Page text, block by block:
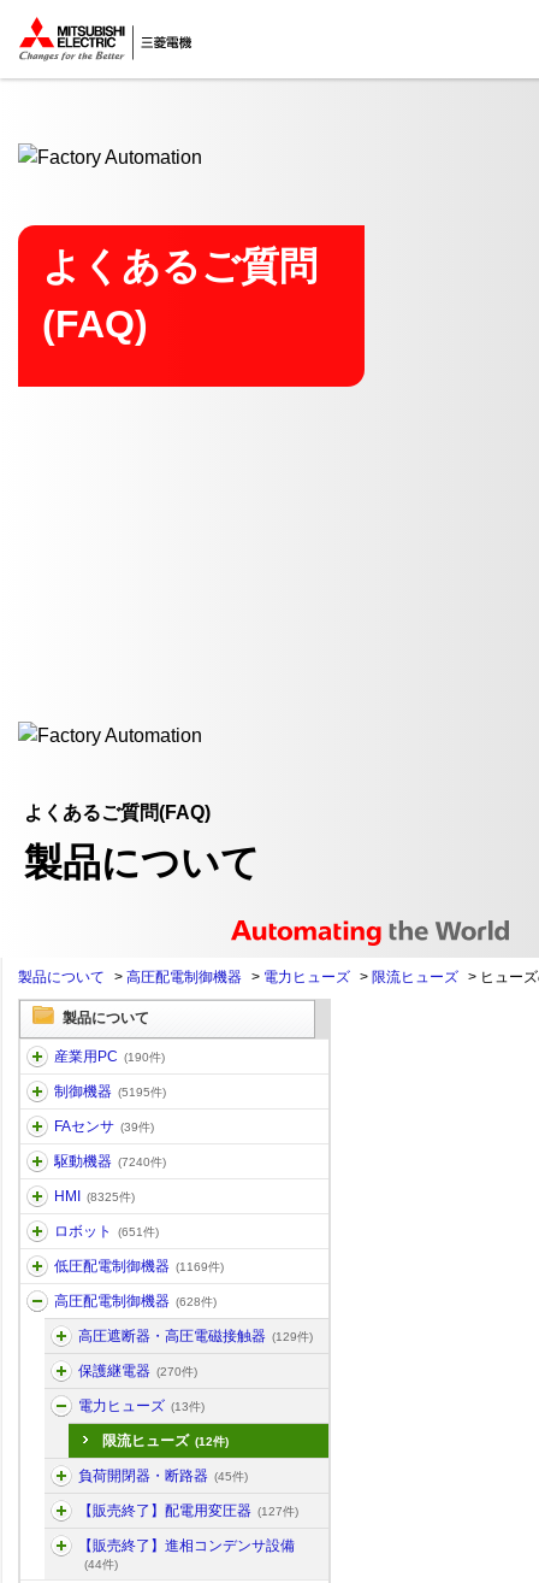
ここから本文
よくあるご質問
(FAQ)
よくあるご質問(FAQ)
製品について
製品について > 高圧配電制御機器 > 電力ヒューズ > 限流ヒューズ > ヒュー
製品について
産業用PC (190件)
制御機器 (5195件)
FAセンサ (39件)
駆動機器 (7240件)
HMI (8325件)
ロボット (651件)
低圧配電制御機器 (1169件)
高圧配電制御機器 (628件)
高圧遮断器・高圧電磁接触器 (129件)
保護継電器 (270件)
電力ヒューズ (13件)
限流ヒューズ (12件)
負荷開閉器・断路器 (45件)
【販売終了】配電用変圧器 (127件)
【販売終了】進相コンデンサ設備
(44件)